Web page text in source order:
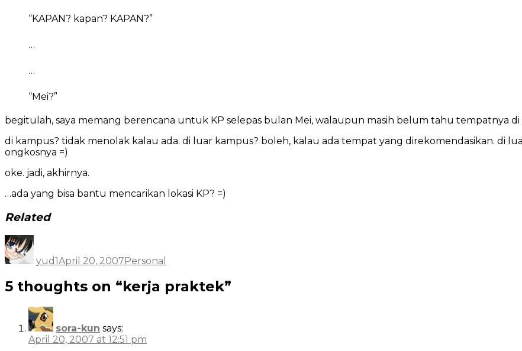
“KAPAN? kapan? KAPAN?”
…
…
“Mei?”
begitulah, saya memang berencana untuk KP selepas bulan Mei, walaupun masih belum tahu tempatnya di
di kampus? tidak menolak kalau ada. di luar kampus? boleh, kalau ada tempat yang direkomendasikan. di
ongkosnya =)
oke. jadi, akhirnya.
…ada yang bisa bantu mencarikan lokasi KP? =)
Related
Author
yud1April 20, 2007Personal
5 thoughts on “kerja praktek”
sora-kun says:
April 20, 2007 at 12:51 pm